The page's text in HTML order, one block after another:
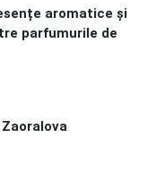
aromatice și
parfumurile de
Zaoralova